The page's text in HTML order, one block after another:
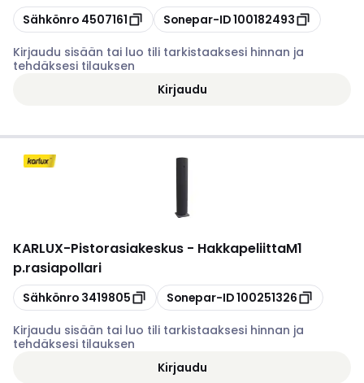
Kopioi
Sähkönro 4507161 Kopioi
Sonepar-ID100182493
Kirjaudu sisään tai luo tili tarkistaaksesi hinnan ja
tehdäksesi tilauksen
Kirjaudu
KARLUX-Pistorasiakeskus - HakkapeliittaM1
p.rasiapollari
Kopioi
Sähkönro 3419805 Kopioi
Sonepar-ID100251326
Kirjaudu sisään tai luo tili tarkistaaksesi hinnan ja
tehdäksesi tilauksen
Kirjaudu